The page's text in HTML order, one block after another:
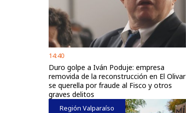
14:40
Duro golpe a Iván Poduje: empresa
removida de la reconstrucción en El Olivar
se querella por fraude al Fisco y otros
graves delitos
Región Valparaíso